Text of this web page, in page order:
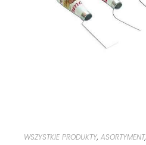
WSZYSTKIE PRODUKTY, ASORTYMENT,